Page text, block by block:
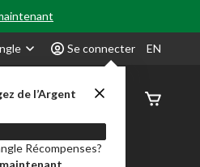
Se connecter
de l’Argent
Récompenses?
EN
de
Centre-auto